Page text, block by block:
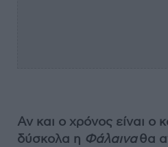
Αν και ο χρόνος είναι ο
δύσκολα η Φάλαιναθα